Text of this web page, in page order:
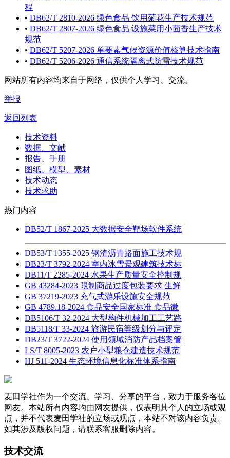
程
• DB62/T 2810-2026 绿色食品 饮用菊花生产技术规范
• DB62/T 2807-2026 绿色食品 设施菜用小茴香生产技术
规范
• DB62/T 5207-2026 单要素气候资源价值核算技术指南
• DB62/T 5206-2026 通信系统隔离式防雷技术规范
网站所有内容均来自于网络，仅供个人学习、交流。
举报
返回列表
技术资料
数据、文献
报告、手册
图纸、模型、素材
技术动态
技术求助
热门内容
DB52/T 1867-2025 大数据安全靶场软件系统
DB53/T 1355-2025 钢渣沥青路面施工技术规
DB23/T 3792-2024 室内冰雪景观建筑技术标
DB11/T 2285-2024 水果生产质量安全控制规
GB 43284-2023 限制商品过度包装要求 生鲜
GB 37219-2023 充气式游乐设施安全规范
GB 4789.18-2024 食品安全国家标准 食品微
DB5106/T 32-2024 大型构件机械加工工艺路
DB5118/T 33-2024 旅游民宿等级划分与评定
DB23/T 3722-2024 使用领域消防产品档案管
LS/T 8005-2023 农户小型粮仓建造技术规范
HJ 511-2024 生态环境信息化标准体系指南
麦田学社作为一个交流、学习、分享的平台，致力于服务各位
网友。本站所有内容均由网友提供，仅表明其个人的立场或观
点，并不代表麦田学社的立场或观点，本站不对该内容负责。
如其涉及版权问题，请联系客服删除内容。
技术交流